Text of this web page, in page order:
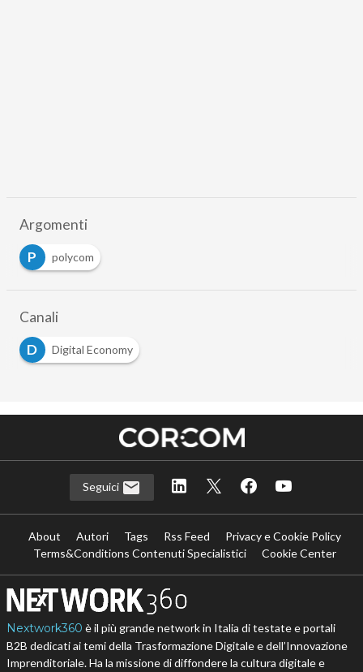
Argomenti
P
polycom
Canali
D
Digital Economy
Seguici
About Autori Tags Rss Feed
Privacy e Cookie Policy
Terms&Conditions Contenuti Specialistici
Cookie Center
Nextwork360 è il più grande network in Italia di testate e portali
B2B dedicati ai temi della Trasformazione Digitale e dell’Innovazione
Imprenditoriale. Ha la missione di diffondere la cultura digitale e